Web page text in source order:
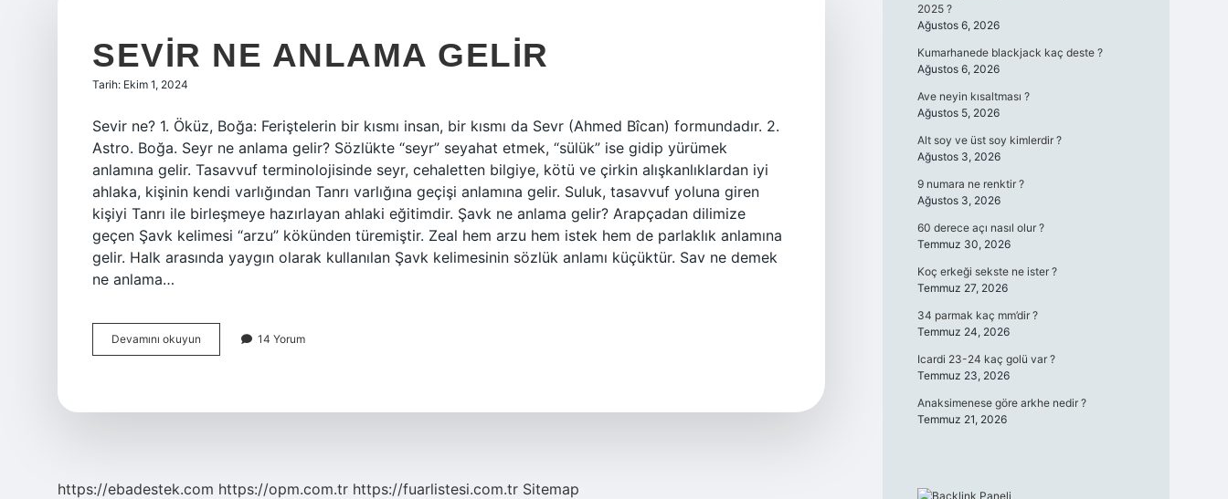
SEVIR NE ANLAMA GELIR
Tarih: Ekim 1, 2024
Sevir ne? 1. Öküz, Boğa: Feriştelerin bir kısmı insan, bir kısmı da Sevr (Ahmed Bîcan) formundadır. 2.
Astro. Boğa. Seyr ne anlama gelir? Sözlükte “seyr” seyahat etmek, “sülük” ise gidip yürümek
anlamına gelir. Tasavvuf terminolojisinde seyr, cehaletten bilgiye, kötü ve çirkin alışkanlıklardan iyi
ahlaka, kişinin kendi varlığından Tanrı varlığına geçişi anlamına gelir. Suluk, tasavvuf yoluna giren
kişiyi Tanrı ile birleşmeye hazırlayan ahlaki eğitimdir. Şavk ne anlama gelir? Arapçadan dilimize
geçen Şavk kelimesi “arzu” kökünden türemiştir. Zeal hem arzu hem istek hem de parlaklık anlamına
gelir. Halk arasında yaygın olarak kullanılan Şavk kelimesinin sözlük anlamı küçüktür. Sav ne demek
ne anlama…
Devamını okuyun
Ne
14 Yorum
https://ebadestek.com https://opm.com.tr https://fuarlistesi.com.tr Sitemap
2025 ?
Ağustos 6, 2026
Kumarhanede blackjack kaç deste ?
Ağustos 6, 2026
Ave neyin kısaltması ?
Ağustos 5, 2026
Alt soy ve üst soy kimlerdir ?
Ağustos 3, 2026
9 numara ne renktir ?
Ağustos 3, 2026
60 derece açı nasıl olur ?
Temmuz 30, 2026
Koç erkeği sekste ne ister ?
Temmuz 27, 2026
34 parmak kaç mm’dir ?
Temmuz 24, 2026
Icardi 23-24 kaç golü var ?
Temmuz 23, 2026
Anaksimenese göre arkhe nedir ?
Temmuz 21, 2026